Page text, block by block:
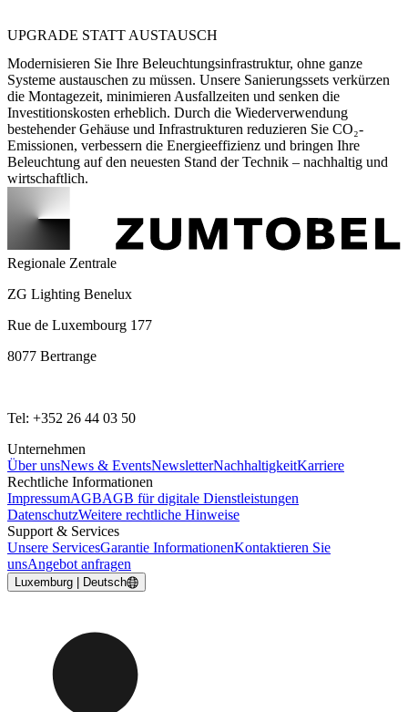
UPGRADE STATT AUSTAUSCH
Modernisieren Sie Ihre Beleuchtungsinfrastruktur, ohne ganze
Systeme austauschen zu müssen. Unsere Sanierungssets verkürzen
die Montagezeit, minimieren Ausfallzeiten und senken die
Investitionskosten erheblich. Durch die Wiederverwendung
bestehender Gehäuse und Infrastrukturen reduzieren Sie CO₂-
Emissionen, verbessern die Energieeffizienz und bringen Ihre
Beleuchtung auf den neuesten Stand der Technik – nachhaltig und
wirtschaftlich.
Regionale Zentrale
ZG Lighting Benelux
Rue de Luxembourg 177
8077 Bertrange
Tel: +352 26 44 03 50
Unternehmen
Über unsNews & EventsNewsletterNachhaltigkeitKarriere
Rechtliche Informationen
ImpressumAGBAGB für digitale Dienstleistungen
DatenschutzWeitere rechtliche Hinweise
Support & Services
Unsere ServicesGarantie InformationenKontaktieren Sie
unsAngebot anfragen
Luxemburg | Deutsch